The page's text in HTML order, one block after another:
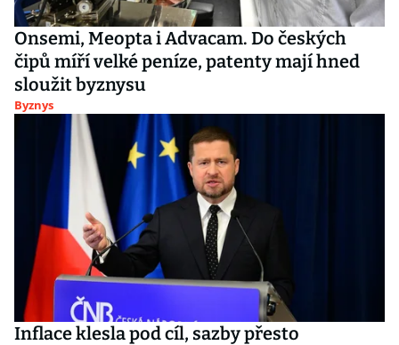
Onsemi, Meopta i Advacam. Do českých
čipů míří velké peníze, patenty mají hned
sloužit byznysu
Byznys
Inflace klesla pod cíl, sazby přesto